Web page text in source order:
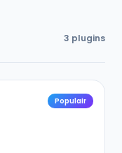
3 plugins
Populair